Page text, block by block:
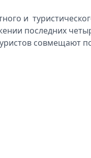
и
последних
совмещают